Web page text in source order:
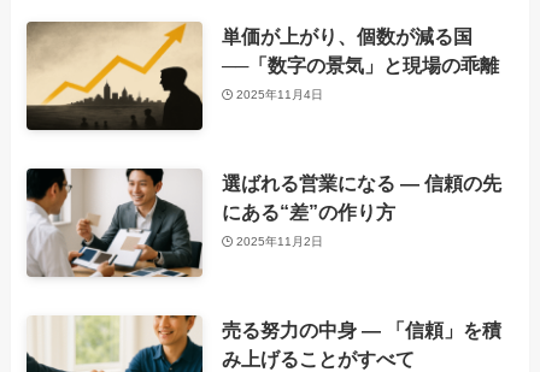
単価が上がり、個数が減る国
──「数字の景気」と現場の乖離
2025年11月4日
選ばれる営業になる ― 信頼の先
にある“差”の作り方
2025年11月2日
売る努力の中身 ― 「信頼」を積
み上げることがすべて